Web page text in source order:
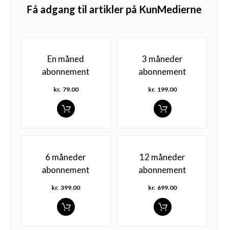
Få adgang til artikler på KunMedierne
En måned
abonnement
kr. 79.00
3 måneder
abonnement
kr. 199.00
6 måneder
abonnement
kr. 399.00
12 måneder
abonnement
kr. 699.00